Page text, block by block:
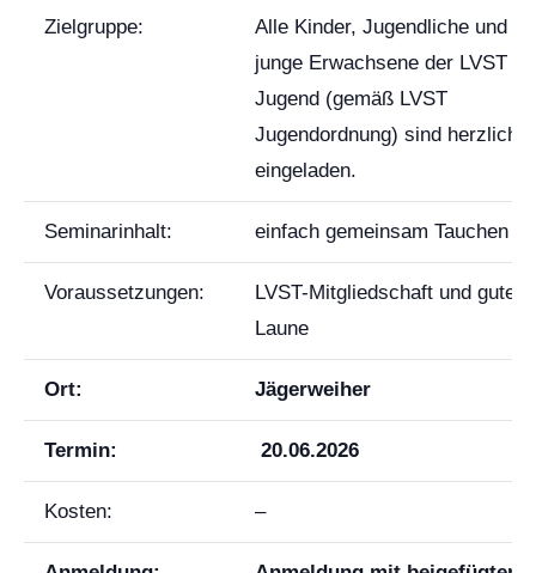
Zielgruppe:
Alle Kinder, Jugendliche und
junge Erwachsene der LVST
Jugend (gemäß LVST
Jugendordnung) sind herzlich
eingeladen.
Seminarinhalt: einfach gemeinsam Tauchen
Voraussetzungen:
LVST-Mitgliedschaft und gute
Laune
Ort: Jägerweiher
Termin: 20.06.2026
Kosten: –